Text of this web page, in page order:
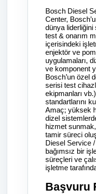
Bosch Diesel
Center,
dünya liderliğini
test & onarım
içerisindeki
enjektör ve
uygulamaları,
ve komponent
Bosch’un özel
serisi test
ekipmanları
standartlarını
Amaç; yüksek
dizel
hizmet
tamir süreci
Diesel Service
bağımsız bir
süreçleri ve
işletme
Başvuru